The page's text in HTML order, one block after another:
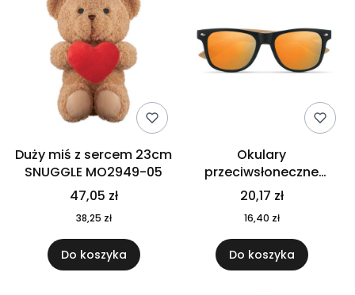
Duży miś z sercem 23cm
SNUGGLE MO2949-05
47,05 zł
38,25 zł
Do koszyka
Okulary
przeciwsłoneczne
CALIFORNIA TOUCH
MO9617-10
20,17 zł
16,40 zł
Do koszyka